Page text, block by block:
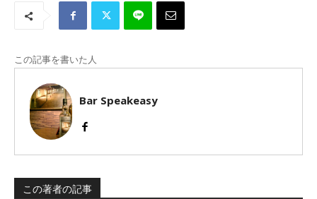
この記事を書いた人
Bar Speakeasy
この著者の記事